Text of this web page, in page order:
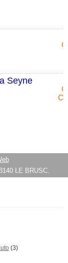
Seyne
LE BRUSC.
(3)